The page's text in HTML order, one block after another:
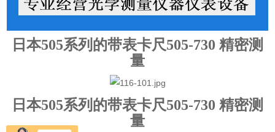
日本505系列的带表卡尺505-730 精密测
量
日本505系列的带表卡尺505-730 精密测
量